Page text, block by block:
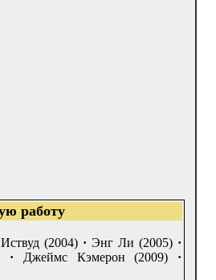
работу
(2004) · Энг Ли (2005) ·
· Джеймс Кэмерон (2009) ·